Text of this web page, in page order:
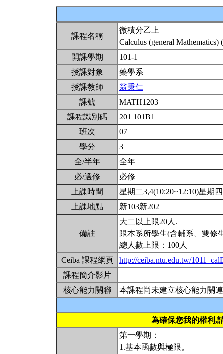
課程名稱
微積分乙上
Calculus (general Mathematics)
開課學期
101-1
授課對象
藥學系
授課教師
翁秉仁
課號
MATH1203
課程識別碼
201 101B1
班次
07
學分
3
全/半年
全年
必/選修
必修
上課時間
星期二3,4(10:20~12:10)星期
上課地點
新103新202
備註
大二以上限20人.
限本系所學生(含輔系、雙修
總人數上限：100人
Ceiba 課程網頁
http://ceiba.ntu.edu.tw/
課程簡介影片
核心能力關聯
本課程尚未建立核心能力關連
為確保您我的權利,
第一學期：
1.基本函數與極限。